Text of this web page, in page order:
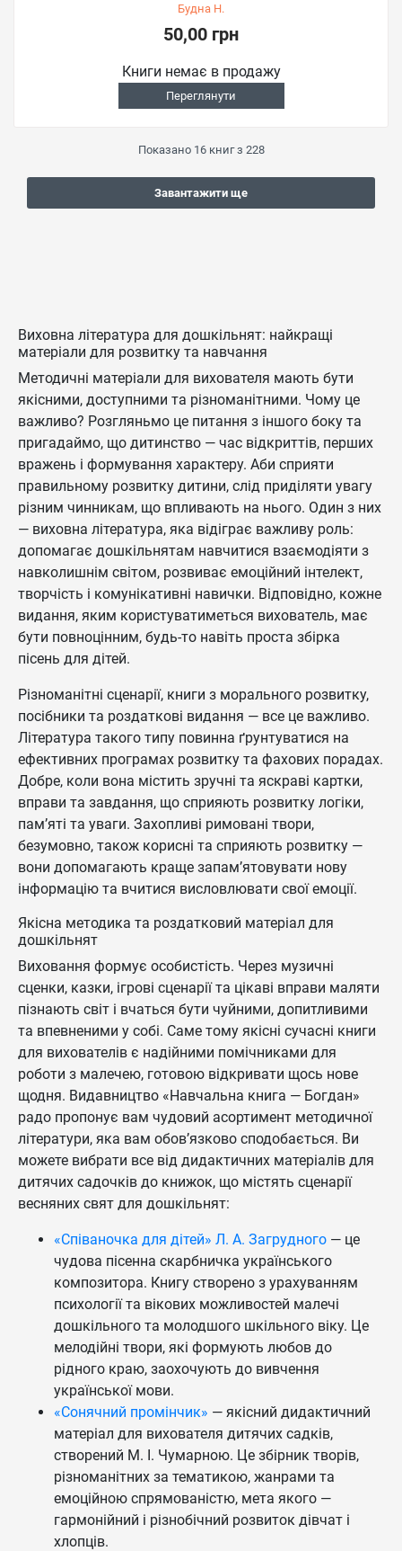
Будна Н.
50,00 грн
Книги немає в продажу
Переглянути
Показано 16книг з 228
Завантажити ще
Виховна література для дошкільнят: найкращі
матеріали для розвитку та навчання
Методичні матеріали для вихователя мають бути
якісними, доступними та різноманітними. Чому це
важливо? Розгляньмо це питання з іншого боку та
пригадаймо, що дитинство — час відкриттів, перших
вражень і формування характеру. Аби сприяти
правильному розвитку дитини, слід приділяти увагу
різним чинникам, що впливають на нього. Один з них
— виховна література, яка відіграє важливу роль:
допомагає дошкільнятам навчитися взаємодіяти з
навколишнім світом, розвиває емоційний інтелект,
творчість і комунікативні навички. Відповідно, кожне
видання, яким користуватиметься вихователь, має
бути повноцінним, будь-то навіть проста збірка
пісень для дітей.
Різноманітні сценарії, книги з морального розвитку,
посібники та роздаткові видання — все це важливо.
Література такого типу повинна ґрунтуватися на
ефективних програмах розвитку та фахових порадах.
Добре, коли вона містить зручні та яскраві картки,
вправи та завдання, що сприяють розвитку логіки,
пам’яті та уваги. Захопливі римовані твори,
безумовно, також корисні та сприяють розвитку —
вони допомагають краще запам’ятовувати нову
інформацію та вчитися висловлювати свої емоції.
Якісна методика та роздатковий матеріал для
дошкільнят
Виховання формує особистість. Через музичні
сценки, казки, ігрові сценарії та цікаві вправи маляти
пізнають світ і вчаться бути чуйними, допитливими
та впевненими у собі. Саме тому якісні сучасні книги
для вихователів є надійними помічниками для
роботи з малечею, готовою відкривати щось нове
щодня. Видавництво «Навчальна книга — Богдан»
радо пропонує вам чудовий асортимент методичної
літератури, яка вам обов’язково сподобається. Ви
можете вибрати все від дидактичних матеріалів для
дитячих садочків до книжок, що містять сценарії
весняних свят для дошкільнят:
«Співаночка для дітей» Л. А. Загрудного — це
чудова пісенна скарбничка українського
композитора. Книгу створено з урахуванням
психології та вікових можливостей малечі
дошкільного та молодшого шкільного віку. Це
мелодійні твори, які формують любов до
рідного краю, заохочують до вивчення
української мови.
«Сонячний промінчик» — якісний дидактичний
матеріал для вихователя дитячих садків,
створений М. І. Чумарною. Це збірник творів,
різноманітних за тематикою, жанрами та
емоційною спрямованістю, мета якого —
гармонійний і різнобічний розвиток дівчат і
хлопців.